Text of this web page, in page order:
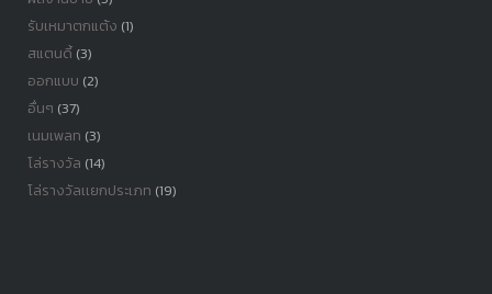
รับเหมาตกแต้ง (1)
สแตนดี้(3)
ออกแบบ (2)
อื่นๆ (37)
เนมเพลท (3)
โล่รางวัล (14)
โล่รางวัลเเยกประเภท (19)